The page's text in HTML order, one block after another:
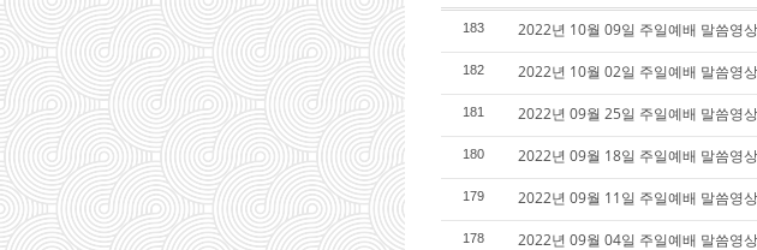
183 2022년 10월 09일 주일예배 말씀영상
182 2022년 10월 02일 주일예배 말씀영상
181 2022년 09월 25일 주일예배 말씀영상
180 2022년 09월 18일 주일예배 말씀영상
179 2022년 09월 11일 주일예배 말씀영상
178 2022년 09월 04일 주일예배 말씀영